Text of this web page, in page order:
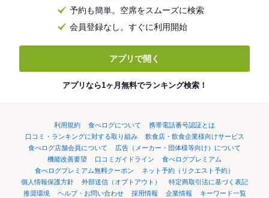
予約も簡単。空席をスムーズに検索
会員登録なし。すぐに利用開始
アプリで開く
アプリなら1ヶ月無料でランキング検索！
利用規約 食べログについて
携帯電話番号認証とは
口コミ・ランキングに対する取り組み
飲食店・飲食企業様向けサービス
食べログ店舗会員について
広告（メーカー・団体様等向け）について
機能改善要望
口コミガイドライン
食べログプレミアム
食べログプレミアム無料クーポン
ネット予約（リクエスト予約）
個人情報保護方針
外部送信（オプトアウト）
特定商取引法に基づく表記
推奨環境
ヘルプ・お問い合わせ 採用情報 企業情報
キーワード一覧